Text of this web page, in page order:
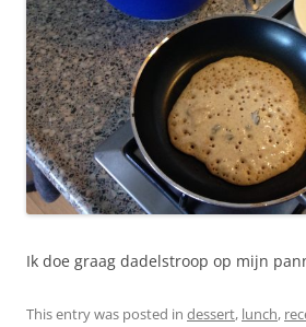
Ik doe graag dadelstroop op mijn
This entry was posted in dessert, lunch,